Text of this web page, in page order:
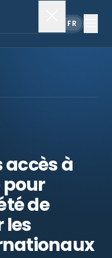
FR
accès à
pour
de
les